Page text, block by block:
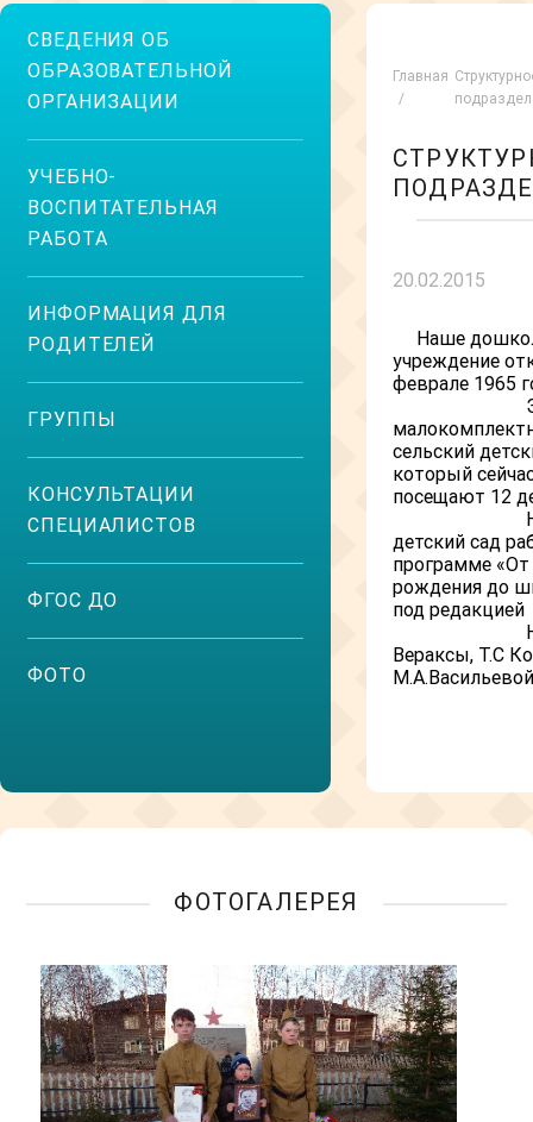
СВЕДЕНИЯ ОБ
ОБРАЗОВАТЕЛЬНОЙ
ОРГАНИЗАЦИИ
УЧЕБНО-
ВОСПИТАТЕЛЬНАЯ
РАБОТА
ИНФОРМАЦИЯ ДЛЯ
РОДИТЕЛЕЙ
ГРУППЫ
КОНСУЛЬТАЦИИ
СПЕЦИАЛИСТОВ
ФГОС ДО
ФОТО
Главная
20.02.2015
Наше
учреждение
феврале 1965
сельский
который
посещают 12
детский сад
программе «От
рождения до
под редакцией
Вераксы, Т.С
М.А.Васильевой
ФОТОГАЛЕРЕЯ